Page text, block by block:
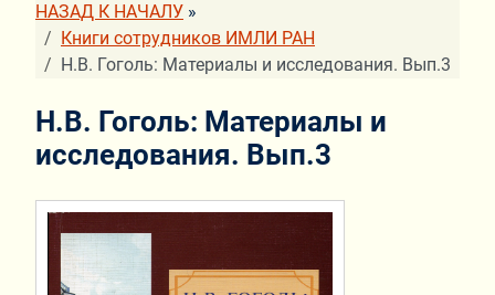
НАЗАД К НАЧАЛУ »
Книги сотрудников ИМЛИ РАН
Н.В. Гоголь: Материалы и исследования. Вып.3
Н.В. Гоголь: Материалы и
исследования. Вып.3